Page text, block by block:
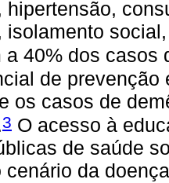
hipertensão,
isolamento
a 40% dos casos
de
os casos de
3 O acesso à
de saúde
cenário da